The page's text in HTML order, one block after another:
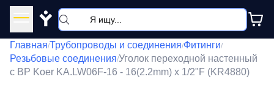
Y
Главная/Трубопроводы и соединения/Фитинги/
Резьбовые соединения/Уголок переходной настенный
с ВР Koer KA.LW06F-16 - 16(2.2mm) x 1/2"F (KR4880)